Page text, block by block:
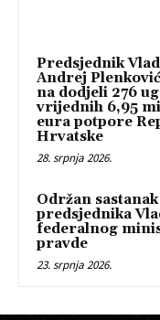
Predsjednik
Andrej
na dodjeli 276
vrijednih 6,95
eura potpore
Hrvatske
28. srpnja 2026.
Održan sastanak
predsjednika
federalnog
pravde
23. srpnja 2026.